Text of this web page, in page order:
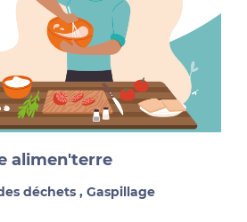
alimen'terre
déchets , Gaspillage